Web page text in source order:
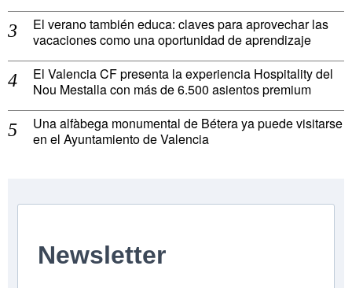
El verano también educa: claves para aprovechar las
vacaciones como una oportunidad de aprendizaje
El Valencia CF presenta la experiencia Hospitality del
Nou Mestalla con más de 6.500 asientos premium
Una alfàbega monumental de Bétera ya puede visitarse
en el Ayuntamiento de Valencia
Newsletter